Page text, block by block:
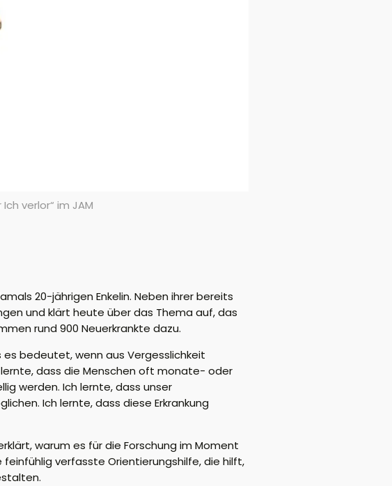
verlor“ im JAM
20-jährigen Enkelin. Neben ihrer bereits
und klärt heute über das Thema auf, das
rund 900 Neuerkrankte dazu.
es bedeutet, wenn aus Vergesslichkeit
lernte, dass die Menschen oft monate- oder
werden. Ich lernte, dass unser
Ich lernte, dass diese Erkrankung
warum es für die Forschung im Moment
feinfühlig verfasste Orientierungshilfe, die hilft,